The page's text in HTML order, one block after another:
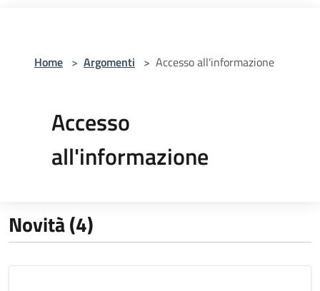
Home > Argomenti > Accesso all'informazione
Accesso
all'informazione
Novità (4)